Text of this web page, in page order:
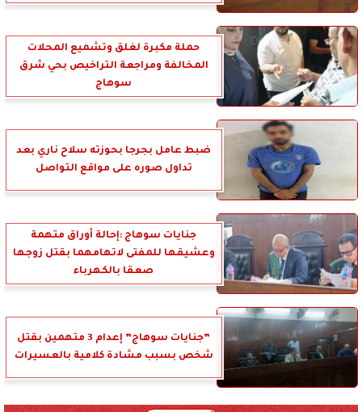
حملة مكبرة لغلق وتشميع المحلات
المخالفة ومراجعة التراخيص بحي شرق
سوهاج
ضبط عامل بجرجا بحوزته سلاح ناري بعد
تداول صوره على مواقع التواصل
جنايات سوهاج :إحالة أوراق متهمة
وعشيقها للمفتى لاتهامهما بقتل زوجها
صعقا بالكهرباء
”جنايات سوهاج” إعدام 3 متهمين بقتل
شخص بسبب مشادة كلامية بالعسيرات